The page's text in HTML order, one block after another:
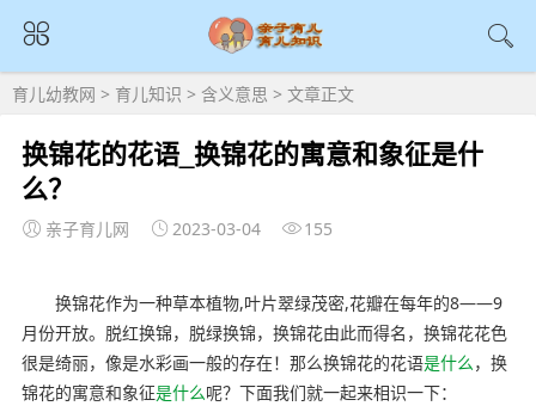
育儿幼教网 > 育儿知识 > 含义意思 > 文章正文
换锦花的花语_换锦花的寓意和象征是什
么？
亲子育儿网 2023-03-04 155
换锦花作为一种草本植物,叶片翠绿茂密,花瓣在每年的8——9
月份开放。脱红换锦，脱绿换锦，换锦花由此而得名，换锦花花色
很是绮丽，像是水彩画一般的存在！那么换锦花的花语是什么，换
锦花的寓意和象征是什么呢？下面我们就一起来相识一下：